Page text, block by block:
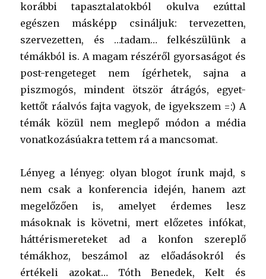
korábbi tapasztalatokból okulva ezúttal
egészen másképp csináljuk: tervezetten,
szervezetten, és …tadam… felkészülünk a
témákból is. A magam részéről gyorsaságot és
post-rengeteget nem ígérhetek, sajna a
piszmogós, mindent ötször átrágós, egyet-
kettőt ráalvós fajta vagyok, de igyekszem =:) A
témák közül nem meglepő módon a média
vonatkozásúakra tettem rá a mancsomat.
Lényeg a lényeg: olyan blogot írunk majd, s
nem csak a konferencia idején, hanem azt
megelőzően is, amelyet érdemes lesz
másoknak is követni, mert előzetes infókat,
háttérismereteket ad a konfon szereplő
témákhoz, beszámol az előadásokról és
értékeli azokat… Tóth Benedek, Kelt és